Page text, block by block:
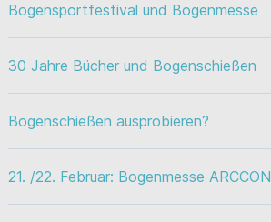
Bogensportfestival und Bogenmesse
30 Jahre Bücher und Bogenschießen
Bogenschießen ausprobieren?
21. /22. Februar: Bogenmesse ARCCON